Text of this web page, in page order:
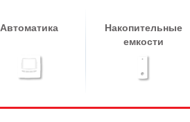
Автоматика
Накопительные
емкости